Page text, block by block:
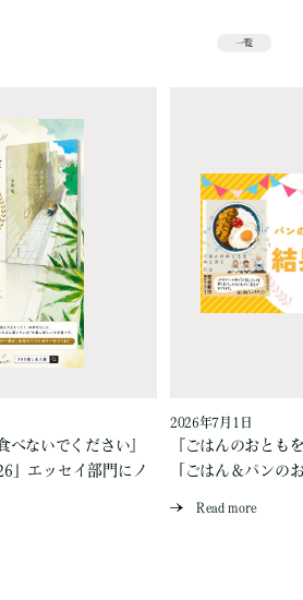
一覧
べないでください』
」エッセイ部門にノ
2026年7月1日
『ごはんのおとも
「ごはん＆パンの
Read more